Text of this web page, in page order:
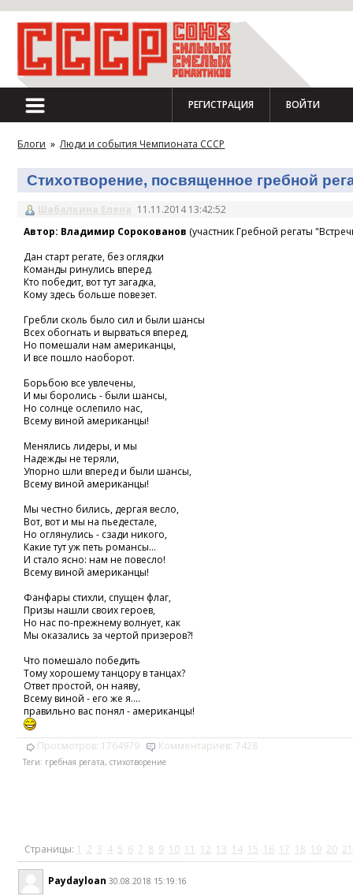
РЕГИСТРАЦИЯ ВОЙТИ
Блоги » Люди и события Чемпионата СССР
Стихотворение, посвященное гребной
Шабалкина Елена 11.11.2014 13:42:52
Автор: Владимир Сорокованов (участник Гребной регаты
Дан старт регате, без оглядки
Команды ринулись вперед.
Кто победит, вот тут загадка,
Кому здесь больше повезет.
Гребли сколь было сил и были шансы
Всех обогнать и вырваться вперед,
Но помешали нам американцы,
И все пошло наоборот.
Борьбою все увлечены,
И мы боролись - были шансы,
Но солнце ослепило нас,
Всему виной американцы!
Менялись лидеры, и мы
Надежды не теряли,
Упорно шли вперед и были шансы,
Всему виной американцы!
Мы честно бились, дергая весло,
Вот, вот и мы на пьедестале,
Но оглянулись - сзади никого,
Какие тут уж петь романсы...
И стало ясно: нам не повесло!
Всему виной американцы!
Фанфары стихли, спущен флаг,
Призы нашли своих героев,
Но нас по-прежнему волнует, как
Мы оказались за чертой призеров?!
Что помешало победить
Тому хорошему танцору в танцах?
Ответ простой, он наяву,
Всему виной - его же я....
правильно вас понял - американцы!
Просмотров: 1764979 Комментариев: 7428
Теги: гребная регата, стихотворение
Страницы: 1 2 3 4 5 6 7 8 9 10 11 12 13 14 15 16 17 18 19 20 21
Paydayloan 30.08.2018 15:19:16